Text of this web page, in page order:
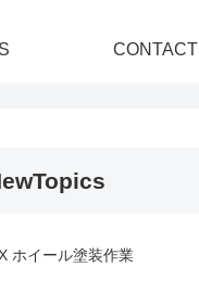
CONTACT
ホイール塗装作業